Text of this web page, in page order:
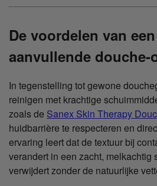
De voordelen van
aanvullende douche-
In tegenstelling tot gewone
reinigen met krachtige
zoals de Sanex Skin Therapy
huidbarrière te respecteren en
ervaring leert dat de textuur bij
verandert in een zacht, melkachtig
verwijdert zonder de natuurlijke